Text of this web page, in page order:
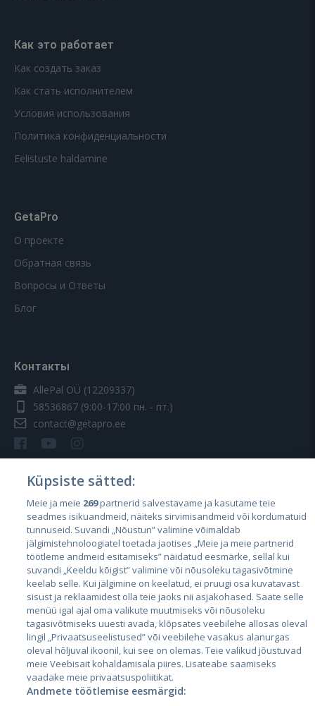
Как это работает
Как создать заказ
Как стать исполнителем
Условия использования
Политика конфиденциальности
Eelistuste haldamine
GetaPro
О проекте
Обратная связь
Вопросы и Ответы
Блог
Контакты
AllePal OÜ (12209337)
58536867 (9:00-17:00 пн. - пт.)
contact@getapro.ee
Страны
Эстония
Латвия
Литва
Küpsiste sätted:
Meie ja meie 269partnerid salvestavame ja kasutame teie
seadmes isikuandmeid, näiteks sirvimisandmeid või kordumatuid
tunnuseid. Suvandi „Nõustun” valimine võimaldab
jälgimistehnoloogiatel toetada jaotises „Meie ja meie partnerid
töötleme andmeid esitamiseks” näidatud eesmärke, sellal kui
suvandi „Keeldu kõigist” valimine või nõusoleku tagasivõtmine
keelab selle. Kui jälgimine on keelatud, ei pruugi osa kuvatavast
sisust ja reklaamidest olla teie jaoks nii asjakohased. Saate selle
menüü igal ajal oma valikute muutmiseks või nõusoleku
tagasivõtmiseks uuesti avada, klõpsates veebilehe allosas oleval
lingil „Privaatsuseelistused” või veebilehe vasakus alanurgas
oleval hõljuval ikoonil, kui see on olemas. Teie valikud jõustuvad
meie Veebisait kohaldamisala piires. Lisateabe saamiseks
vaadake meie privaatsuspoliitikat.
Andmete töötlemise eesmärgid: